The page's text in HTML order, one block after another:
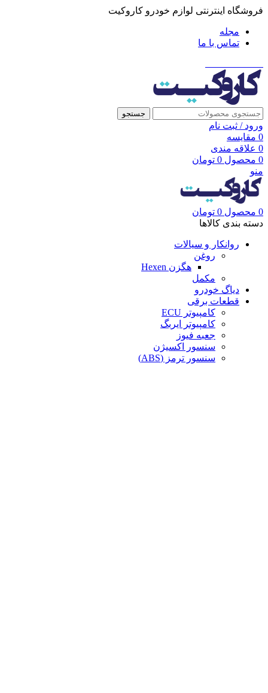
فروشگاه اینترنتی لوازم خودرو کاروکیت
مجله
تماس با ما
جستجو
ورود / ثبت نام
0 مقایسه
0 علاقه مندی
0 محصول 0 تومان
منو
0 محصول 0 تومان
دسته بندی کالاها
روانکار و سیالات
روغن
هگزن Hexen
مکمل
دیاگ خودرو
قطعات برقی
کامپیوتر ECU
کامپیوتر ایربگ
جعبه فیوز
سنسور اکسیژن
سنسور ترمز (ABS)